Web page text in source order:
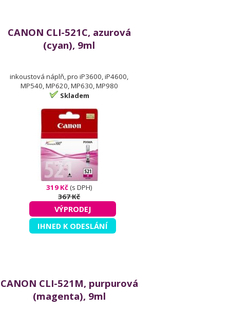
CANON CLI-521C, azurová
(cyan), 9ml
inkoustová náplň, pro iP3600, iP4600,
MP540, MP620, MP630, MP980
Skladem
319 Kč(s DPH)
367 Kč
VÝPRODEJ
IHNED K ODESLÁNÍ
CANON CLI-521M, purpurová
(magenta), 9ml